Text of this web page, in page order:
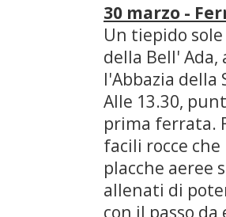
30 marzo -
Un tiepido
della Bell'
l'Abbazia della
Alle 13.30,
prima ferrata.
facili rocce
placche aeree
allenati di
con il passo